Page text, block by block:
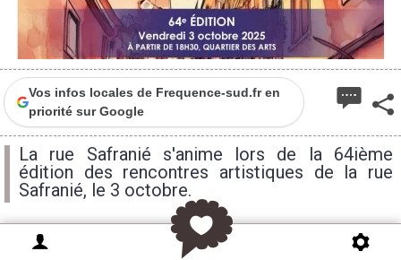
Vos infos locales de Frequence-sud.fr en
priorité sur Google
La rue Safranié s'anime lors de la 64ième
édition des rencontres artistiques de la rue
Safranié, le 3 octobre.
Les Rencontres artistiques de la rue Safranié est